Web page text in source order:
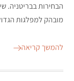
הבחירות בבריטניה.
מובהק למפלגות
להמשך קריאה